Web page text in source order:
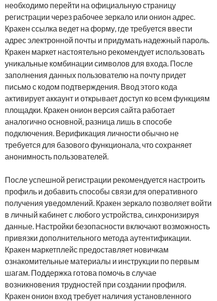
необходимо перейти на официальную страницу
регистрации через рабочее зеркало или онион адрес.
Кракен ссылка ведет на форму, где требуется ввести
адрес электронной почты и придумать надежный пароль.
Кракен маркет настоятельно рекомендует использовать
уникальные комбинации символов для входа. После
заполнения данных пользователю на почту придет
письмо с кодом подтверждения. Ввод этого кода
активирует аккаунт и открывает доступ ко всем функциям
площадки. Кракен онион версия сайта работает
аналогично основной, разница лишь в способе
подключения. Верификация личности обычно не
требуется для базового функционала, что сохраняет
анонимность пользователей.
После успешной регистрации рекомендуется настроить
профиль и добавить способы связи для оперативного
получения уведомлений. Кракен зеркало позволяет войти
в личный кабинет с любого устройства, синхронизируя
данные. Настройки безопасности включают возможность
привязки дополнительного метода аутентификации.
Кракен маркетплейс предоставляет новичкам
ознакомительные материалы и инструкции по первым
шагам. Поддержка готова помочь в случае
возникновения трудностей при создании профиля.
Кракен онион вход требует наличия установленного